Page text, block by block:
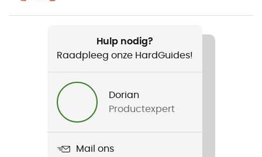
Product
Schmerber niveau
Ademend niveau
Hulp nodig?
Raadpleeg onze HardGuides!
Dorian
Productexpert
Mail ons